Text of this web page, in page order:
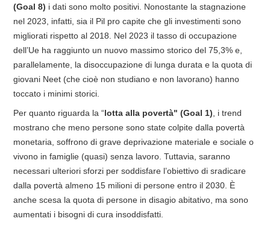
(Goal 8) i dati sono molto positivi. Nonostante la stagnazione
nel 2023, infatti, sia il Pil pro capite che gli investimenti sono
migliorati rispetto al 2018. Nel 2023 il tasso di occupazione
dell’Ue ha raggiunto un nuovo massimo storico del 75,3% e,
parallelamente, la disoccupazione di lunga durata e la quota di
giovani Neet (che cioè non studiano e non lavorano) hanno
toccato i minimi storici.
Per quanto riguarda la “lotta alla povertà" (Goal 1) , i trend
mostrano che meno persone sono state colpite dalla povertà
monetaria, soffrono di grave deprivazione materiale e sociale o
vivono in famiglie (quasi) senza lavoro. Tuttavia, saranno
necessari ulteriori sforzi per soddisfare l’obiettivo di sradicare
dalla povertà almeno 15 milioni di persone entro il 2030. È
anche scesa la quota di persone in disagio abitativo, ma sono
aumentati i bisogni di cura insoddisfatti.